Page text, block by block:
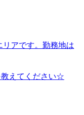
アです。勤務地は
えてください☆